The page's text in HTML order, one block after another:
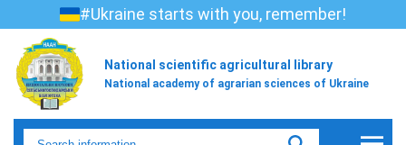
#Ukraine starts with you, remember!
National scientific agricultural library
National academy of agrarian sciences of Ukraine